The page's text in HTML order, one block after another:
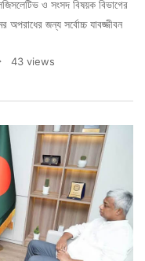
ও সংসদ বিষয়ক বিভাগের
অপরাধের জন্য সর্বোচ্চ যাবজ্জীবন
43 views